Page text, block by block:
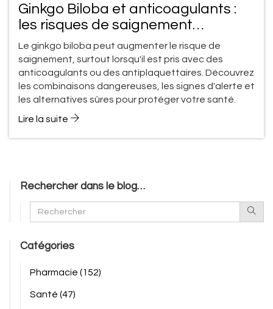
Ginkgo Biloba et anticoagulants :
les risques de saignement
expliqués
Le ginkgo biloba peut augmenter le risque de
saignement, surtout lorsqu'il est pris avec des
anticoagulants ou des antiplaquettaires. Découvrez
les combinaisons dangereuses, les signes d'alerte et
les alternatives sûres pour protéger votre santé.
Lire la suite
Rechercher dans le blog…
Catégories
Pharmacie (152)
Santé (47)